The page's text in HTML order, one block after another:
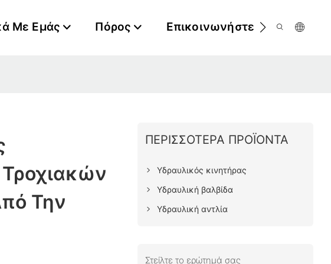
Με Εμάς Πόρος Επικοινωνήστε Μαζί Μας
Την
ΠΕΡΙΣΣΌΤΕΡΑ ΠΡΟΪΌΝΤΑ
Υδραυλικός κινητήρας
Υδραυλική βαλβίδα
Υδραυλική αντλία
Στείλτε το ερώτημά σας